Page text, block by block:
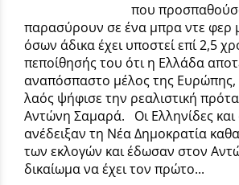
που
παρασύρουν σε ένα μπρα ντε φερ
όσων άδικα έχει υποστεί επί 2,5
πεποίθησής του ότι η Ελλάδα
αναπόσπαστο μέλος της Ευρώπης,
λαός ψήφισε την ρεαλιστική
Αντώνη Σαμαρά. Οι Ελληνίδες και
ανέδειξαν τη Νέα Δημοκρατία
των εκλογών και έδωσαν στον
δικαίωμα να έχει τον πρώτο...